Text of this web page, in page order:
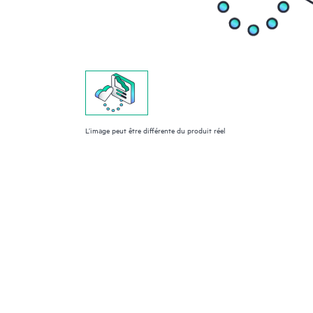
L’image peut être différente du produit réel